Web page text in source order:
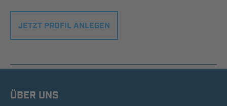
JETZT PROFIL ANLEGEN
ÜBER UNS